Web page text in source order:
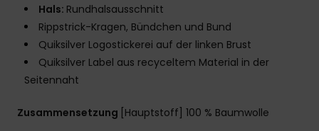
Hals: Rundhalsausschnitt
Rippstrick-Kragen, Bündchen und Bund
Quiksilver Logostickerei auf der linken Brust
Quiksilver Label aus recyceltem Material in der
Seitennaht
Zusammensetzung [Hauptstoff] 100 % Baumwolle